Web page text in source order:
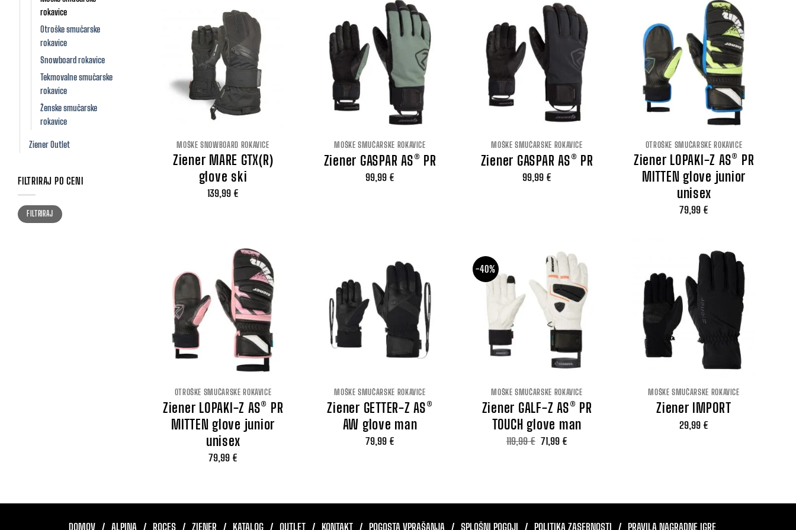
rokavice
Otroške smučarske
rokavice
Snowboard rokavice
Tekmovalne smučarske
rokavice
Ženske smučarske
rokavice
Ziener Outlet
FILTRIRAJ PO CENI
Min
cena
Max
cenaFILTRIRAJ
MOŠKE SNOWBOARD ROKAVICE
Ziener MARE GTX(R)
glove ski
139,99 €
MOŠKE SMUČARSKE ROKAVICE
Ziener GASPAR AS® PR
99,99 €
MOŠKE SMUČARSKE ROKAVICE
Ziener GASPAR AS® PR
99,99 €
OTROŠKE SMUČARSKE ROKAVICE
Ziener LOPAKI-Z AS® PR
MITTEN glove junior
unisex
79,99 €
OTROŠKE SMUČARSKE ROKAVICE
Ziener LOPAKI-Z AS® PR
MITTEN glove junior
unisex
79,99 €
MOŠKE SMUČARSKE ROKAVICE
Ziener GETTER-Z AS®
AW glove man
79,99 €
-40%
MOŠKE SMUČARSKE ROKAVICE
Ziener GALF-Z AS® PR
TOUCH glove man
119,99€ Izvirna
cena
71,99 €
MOŠKE SMUČARSKE ROKAVICE
Ziener IMPORT
29,99 €
DOMOV ALPINA ROCES ZIENER KATALOG OUTLET KONTAKT POGOSTA VPRAŠANJA SPLOŠNI POGOJI POLITIKA ZASEBNOSTI PRAVILA NAGRADNE IGRE